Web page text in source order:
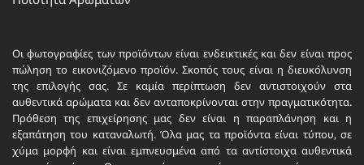
Οι φωτογραφίες των προϊόντων είναι ενδεικτικές και δεν είναι προς
πώληση το εικονιζόμενο προϊόν. Σκοπός τους είναι η διευκόλυνση
της επιλογής σας. Σε καμία περίπτωση δεν αντιστοιχούν στα
αυθεντικά αρώματα και δεν ανταποκρίνονται στην πραγματικότητα.
Πρόθεση της επιχείρησης μας δεν είναι η παραπλάνηση και η
εξαπάτηση του καταναλωτή. Όλα μας τα προϊόντα είναι τύπου, σε
χύμα μορφή και είναι εμπνευσμένα από τα αντίστοιχα αυθεντικά